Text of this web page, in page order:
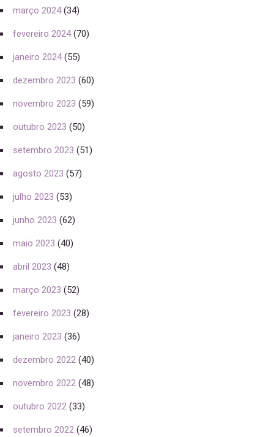
março 2024(34)
fevereiro 2024(70)
janeiro 2024(55)
dezembro 2023 (60)
novembro 2023 (59)
outubro 2023 (50)
setembro 2023 (51)
agosto 2023 (57)
julho 2023 (53)
junho 2023 (62)
maio 2023 (40)
abril 2023 (48)
março 2023 (52)
fevereiro 2023 (28)
janeiro 2023 (36)
dezembro 2022 (40)
novembro 2022 (48)
outubro 2022 (33)
setembro 2022 (46)